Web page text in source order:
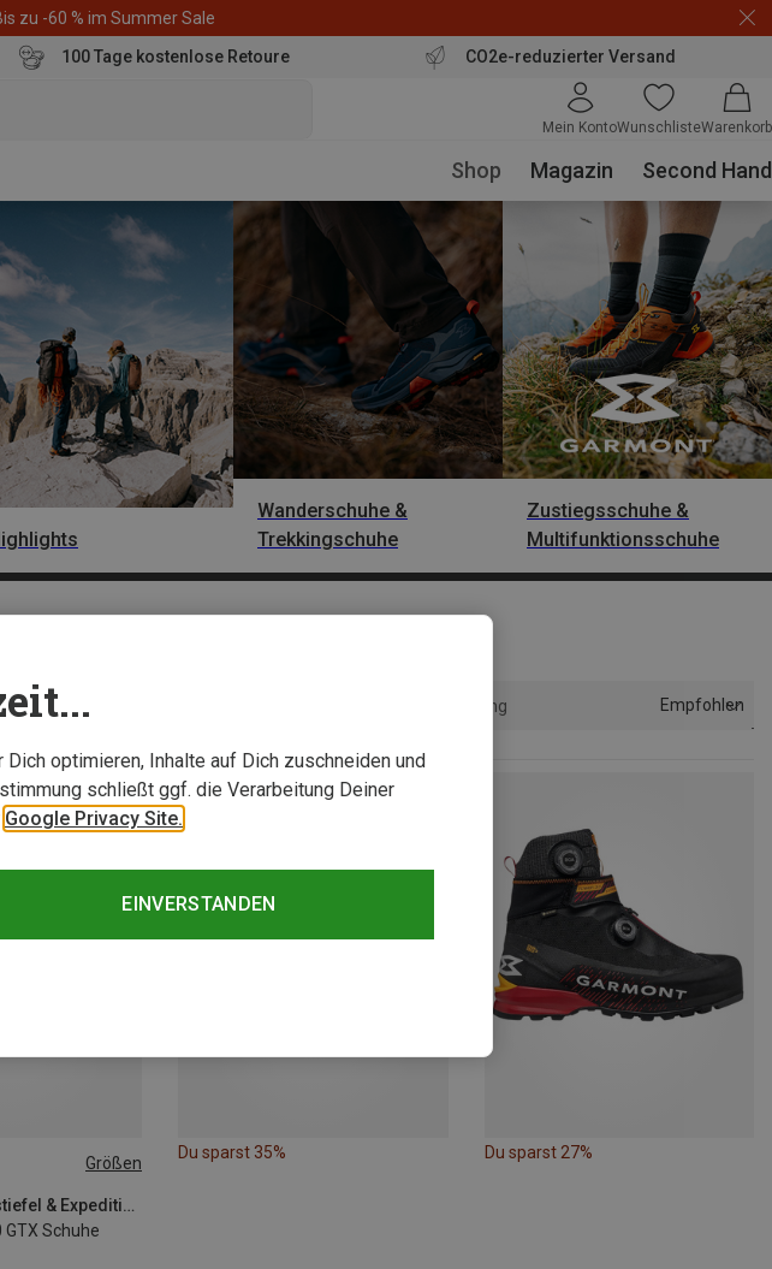
zu -60 % im Summer Sale
100 Tage kostenlose Retoure CO2e-reduzierter Versand
Mein KontoWunschlisteWarenkorb
Shop Magazin Second Hand
Wanderschuhe &
Trekkingschuhe
Zustiegsschuhe &
Multifunktionsschuhe
Sortierung Empfohlen
Größen
Garmont | Bergstiefel & Expeditionsstiefel
GTX Schuhe
Du sparst 35% Du sparst 27%
optimieren, Inhalte auf Dich zuschneiden und
schließt ggf. die Verarbeitung Deiner
Google Privacy Site.
EINVERSTANDEN